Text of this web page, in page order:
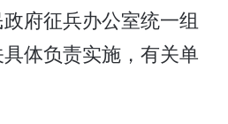
府征兵办公室统一组
体负责实施，有关单